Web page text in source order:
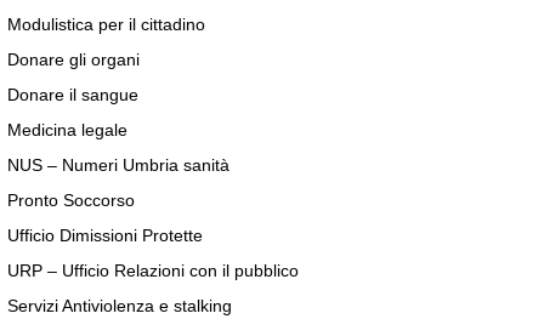
Modulistica per il cittadino
Donare gli organi
Donare il sangue
Medicina legale
NUS – Numeri Umbria sanità
Pronto Soccorso
Ufficio Dimissioni Protette
URP – Ufficio Relazioni con il pubblico
Servizi Antiviolenza e stalking